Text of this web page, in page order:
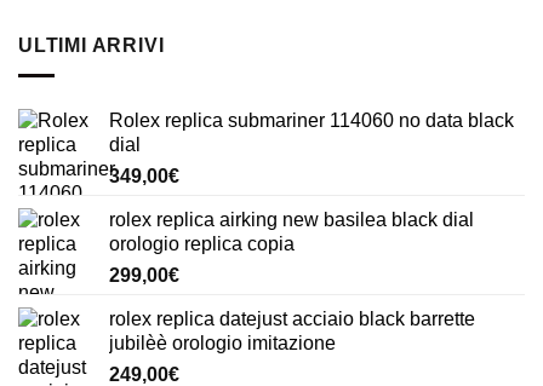
ULTIMI ARRIVI
Rolex replica submariner 114060 no data black
dial
349,00€
rolex replica airking new basilea black dial
orologio replica copia
299,00€
rolex replica datejust acciaio black barrette
jubilèè orologio imitazione
249,00€